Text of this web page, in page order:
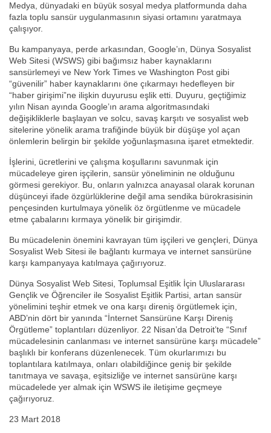
Medya, dünyadaki en büyük sosyal medya platformunda daha
fazla toplu sansür uygulanmasının siyasi ortamını yaratmaya
çalışıyor.
Bu kampanyaya, perde arkasından, Google’ın, Dünya Sosyalist
Web Sitesi (WSWS) gibi bağımsız haber kaynaklarını
sansürlemeyi ve New York Times ve Washington Post gibi
“güvenilir” haber kaynaklarını öne çıkarmayı hedefleyen bir
“haber girişimi”ne ilişkin duyurusu eşlik etti. Duyuru, geçtiğimiz
yılın Nisan ayında Google’ın arama algoritmasındaki
değişikliklerle başlayan ve solcu, savaş karşıtı ve sosyalist web
sitelerine yönelik arama trafiğinde büyük bir düşüşe yol açan
önlemlerin belirgin bir şekilde yoğunlaşmasına işaret etmektedir.
İşlerini, ücretlerini ve çalışma koşullarını savunmak için
mücadeleye giren işçilerin, sansür yöneliminin ne olduğunu
görmesi gerekiyor. Bu, onların yalnızca anayasal olarak korunan
düşünceyi ifade özgürlüklerine değil ama sendika bürokrasisinin
pençesinden kurtulmaya yönelik öz örgütlenme ve mücadele
etme çabalarını kırmaya yönelik bir girişimdir.
Bu mücadelenin önemini kavrayan tüm işçileri ve gençleri, Dünya
Sosyalist Web Sitesi ile bağlantı kurmaya ve internet sansürüne
karşı kampanyaya katılmaya çağırıyoruz.
Dünya Sosyalist Web Sitesi, Toplumsal Eşitlik İçin Uluslararası
Gençlik ve Öğrenciler ile Sosyalist Eşitlik Partisi, artan sansür
yönelimini teşhir etmek ve ona karşı direniş örgütlemek için,
ABD’nin dört bir yanında “İnternet Sansürüne Karşı Direniş
Örgütleme” toplantıları düzenliyor. 22 Nisan’da Detroit’te “Sınıf
mücadelesinin canlanması ve internet sansürüne karşı mücadele”
başlıklı bir konferans düzenlenecek. Tüm okurlarımızı bu
toplantılara katılmaya, onları olabildiğince geniş bir şekilde
tanıtmaya ve savaşa, eşitsizliğe ve internet sansürüne karşı
mücadelede yer almak için WSWS ile iletişime geçmeye
çağırıyoruz.
23 Mart 2018